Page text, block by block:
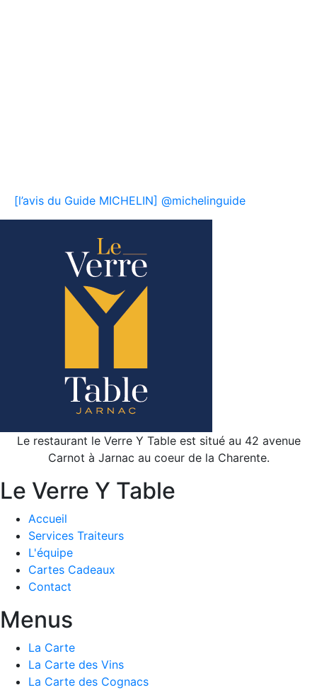
[l’avis du Guide MICHELIN] @michelinguide
Le restaurant le Verre Y Table est situé au 42 avenue
Carnot à Jarnac au coeur de la Charente.
Le Verre Y Table
Accueil
Services Traiteurs
L'équipe
Cartes Cadeaux
Contact
Menus
La Carte
La Carte des Vins
La Carte des Cognacs